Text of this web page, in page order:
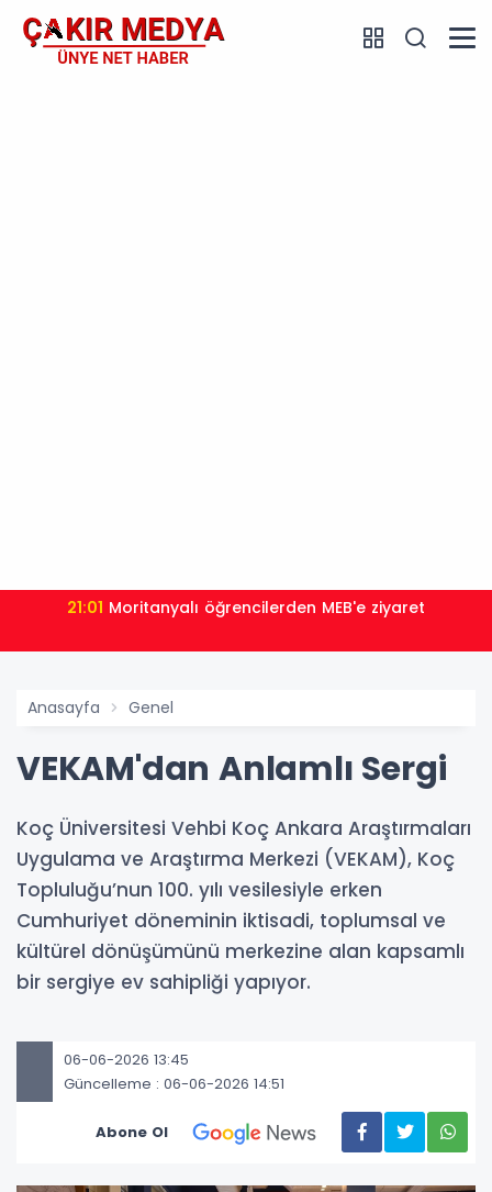
21:01 Moritanyalı öğrencilerden MEB'e ziyaret
Anasayfa Genel
VEKAM'dan Anlamlı Sergi
Koç Üniversitesi Vehbi Koç Ankara Araştırmaları
Uygulama ve Araştırma Merkezi (VEKAM), Koç
Topluluğu’nun 100. yılı vesilesiyle erken
Cumhuriyet döneminin iktisadi, toplumsal ve
kültürel dönüşümünü merkezine alan kapsamlı
bir sergiye ev sahipliği yapıyor.
06-06-2026 13:45
Güncelleme : 06-06-2026 14:51
Abone Ol